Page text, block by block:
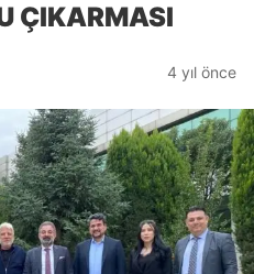
ÇIKARMASI
4 yıl önce